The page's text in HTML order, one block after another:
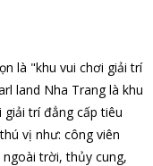
là "khu vui chơi giải trí
land Nha Trang là khu
trí đẳng cấp tiêu
vị như: công viên
trời, thủy cung,